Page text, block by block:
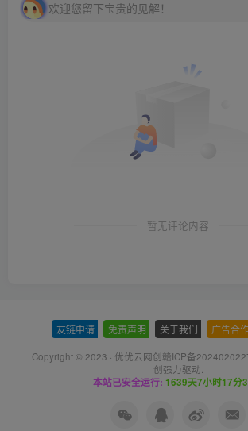
欢迎您留下宝贵的见解！
暂无评论内容
友链申请 免责声明 关于我们 广告合
Copyright © 2023 · 优优云网创赣ICP备
创强力驱动.
本站已安全运行: 1639天7小时17分